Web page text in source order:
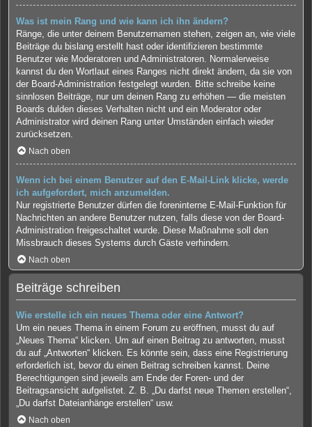
Was ist mein Rang und wie kann ich ihn ändern?
Ränge, die unter deinem Benutzernamen stehen, zeigen an, wie viele
Beiträge du bislang erstellt hast oder identifizieren bestimmte
Benutzer wie Moderatoren und Administratoren. Normalerweise
kannst du den Wortlaut eines Ranges nicht direkt ändern, da sie von
der Board-Administration festgelegt wurden. Bitte schreibe keine
sinnlosen Beiträge, nur um deinen Rang zu erhöhen — die meisten
Boards dulden dieses Verhalten nicht und ein Moderator oder
Administrator wird deinen Rang unter Umständen einfach wieder
zurücksetzen.
Nach oben
Wenn ich bei einem Benutzer auf den E-Mail-Link klicke, werde
ich aufgefordert, mich anzumelden.
Nur registrierte Benutzer dürfen die foreninterne E-Mail-Funktion für
Nachrichten an andere Benutzer nutzen, falls diese von der Board-
Administration freigeschaltet wurde. Diese Maßnahme soll den
Missbrauch dieses Systems durch Gäste verhindern.
Nach oben
Beiträge schreiben
Wie erstelle ich ein neues Thema oder eine Antwort?
Um ein neues Thema in einem Forum zu eröffnen, musst du auf
„Neues Thema“ klicken. Um auf einen Beitrag zu antworten, musst
du auf „Antworten“ klicken. Es könnte sein, dass eine Registrierung
erforderlich ist, bevor du einen Beitrag schreiben kannst. Deine
Berechtigungen sind jeweils am Ende der Foren- und der
Beitragsansicht aufgelistet. Z. B. „Du darfst neue Themen erstellen“,
„Du darfst Dateianhänge erstellen“ usw.
Nach oben